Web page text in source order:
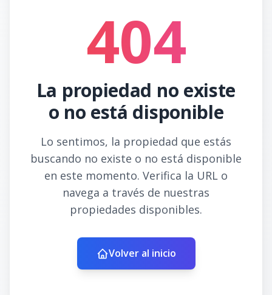
404
La propiedad no existe
o no está disponible
Lo sentimos, la propiedad que estás
buscando no existe o no está disponible
en este momento. Verifica la URL o
navega a través de nuestras
propiedades disponibles.
Volver al inicio